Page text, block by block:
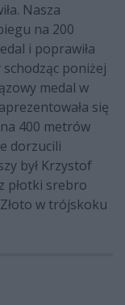
Nasza
na 200
i poprawiła
poniżej
medal w
się
400 metrów
dorzucili
był Krzystof
płotki srebro
w trójskoku